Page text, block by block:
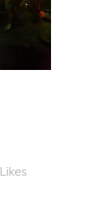
Likes